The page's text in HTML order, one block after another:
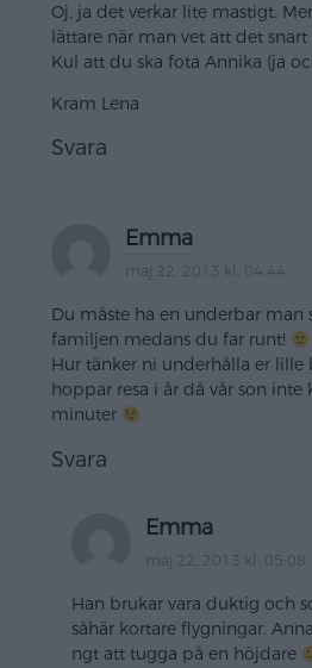
Oj, ja det verkar lite mastigt.
lättare när man vet att det
Kul att du ska fota Annika (ja
Kram Lena
Svara
Emma
maj 22, 2013 kl. 04:44
Du måste ha en underbar
familjen medans du far runt!
Hur tänker ni underhålla er lille
hoppar resa i år då vår son inte
minuter
Svara
Emma
maj 22, 2013 kl. 05:08
Han brukar vara duktig och
såhär kortare flygningar.
ngt att tugga på en höjdare